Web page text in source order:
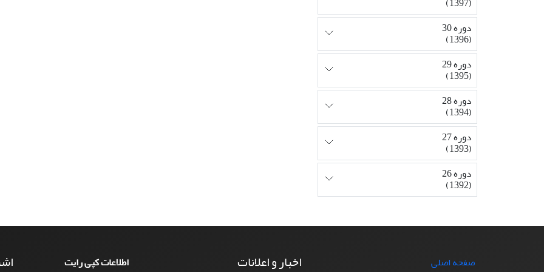
دوره 30
(1396)
دوره 29
(1395)
دوره 28
(1394)
دوره 27
(1393)
دوره 26
(1392)
صفحه اصلی
اخبار و اعلانات اطلاعات کپی رایت